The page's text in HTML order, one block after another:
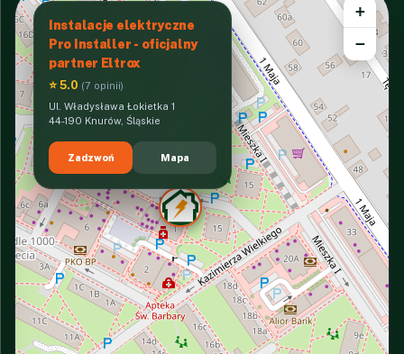
Instalacje elektryczne
Pro Installer - oficjalny
partner Eltrox
⭐ 5.0 (7 opinii)
Ul. Władysława Łokietka 1
44-190 Knurów, Śląskie
Zadzwoń Mapa
+
−